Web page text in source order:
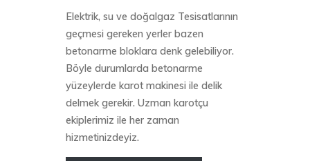
Elektrik, su ve doğalgaz Tesisatlarının
geçmesi gereken yerler bazen
betonarme bloklara denk gelebiliyor.
Böyle durumlarda betonarme
yüzeylerde karot makinesi ile delik
delmek gerekir. Uzman karotçu
ekiplerimiz ile her zaman
hizmetinizdeyiz.